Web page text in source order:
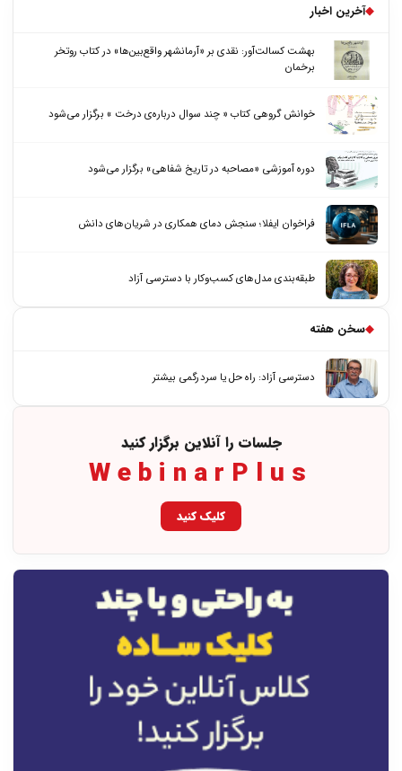
◆آخرین اخبار
بهشت کسالت‌آور: نقدی بر «آرمانشهر واقع‌بین‌ها» در کتاب روتخر
برخمان
خوانش گروهی کتاب « چند سوال درباره‌ی درخت » برگزار می‌شود
دوره آموزشی «مصاحبه در تاریخ شفاهی» برگزار می‌شود
فراخوان ایفلا؛ سنجش دمای همکاری در شریان‌های دانش
طبقه‌بندی مدل‌های کسب‌وکار با دسترسی آزاد
◆سخن هفته
دسترسی آزاد: راه حل یا سردرگمی بیشتر
جلسات را آنلاین برگزار کنید
WebinarPlus
کلیک کنید